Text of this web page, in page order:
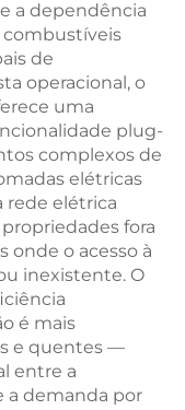
a dependência
combustíveis
de
operacional, o
uma
plug-
complexos de
elétricas
rede elétrica
fora
onde o acesso à
inexistente. O
é mais
e quentes —
entre a
a demanda por